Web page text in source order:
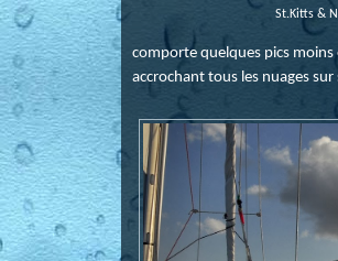
St.Kitts &
comporte quelques pics
accrochant tous les nuages sur